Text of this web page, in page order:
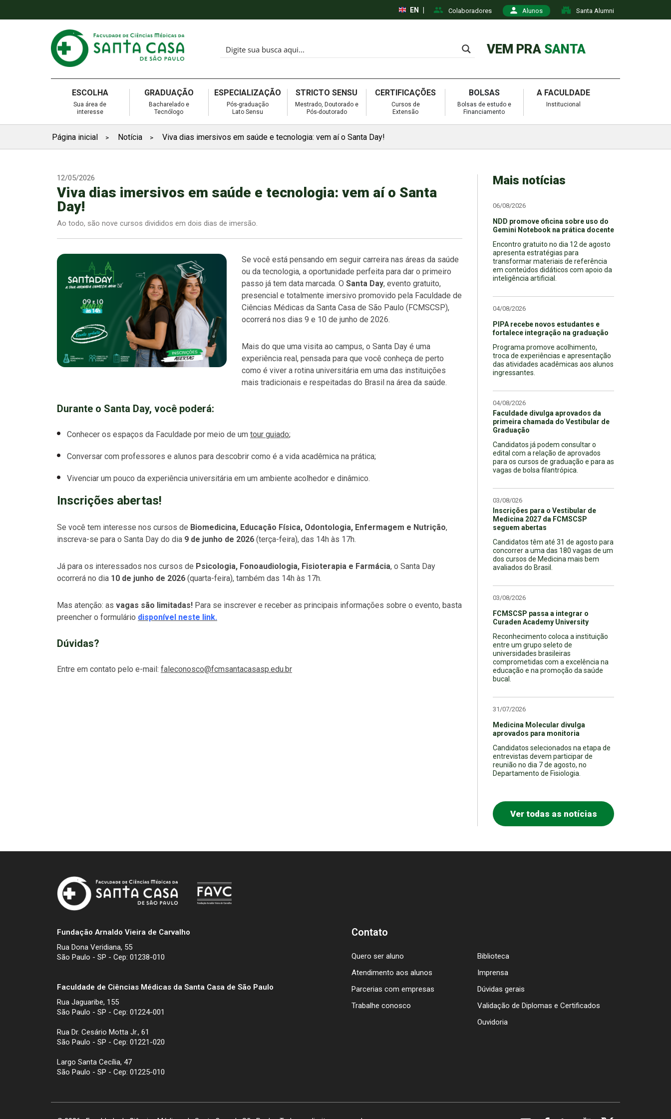
Colaboradores Alunos Santa Alumni
EN
VEM PRA SANTA
ESCOLHA
Sua área de
interesse
GRADUAÇÃO
Bacharelado e
Tecnólogo
ESPECIALIZAÇÃO
Pós-graduação
Lato Sensu
STRICTO SENSU
Mestrado, Doutorado e
Pós-doutorado
CERTIFICAÇÕES
Cursos de
Extensão
BOLSAS
Bolsas de estudo e
Financiamento
A FACULDADE
Institucional
Página inicial > Notícia > Viva dias imersivos em saúde e tecnologia: vem aí o Santa Day!
12/05/2026
Viva dias imersivos em saúde e tecnologia: vem aí o Santa
Day!
Ao todo, são nove cursos divididos em dois dias de imersão.
Se você está pensando em seguir carreira nas áreas da saúde
ou da tecnologia, a oportunidade perfeita para dar o primeiro
passo já tem data marcada. O Santa Day, evento gratuito,
presencial e totalmente imersivo promovido pela Faculdade de
Ciências Médicas da Santa Casa de São Paulo (FCMSCSP),
ocorrerá nos dias 9 e 10 de junho de 2026.
Mais do que uma visita ao campus, o Santa Day é uma
experiência real, pensada para que você conheça de perto
como é viver a rotina universitária em uma das instituições
mais tradicionais e respeitadas do Brasil na área da saúde.
Durante o Santa Day, você poderá:
Conhecer os espaços da Faculdade por meio de um tour guiado;
Conversar com professores e alunos para descobrir como é a vida acadêmica na prática;
Vivenciar um pouco da experiência universitária em um ambiente acolhedor e dinâmico.
Inscrições abertas!
Se você tem interesse nos cursos de Biomedicina, Educação Física, Odontologia, Enfermagem e Nutrição,
inscreva-se para o Santa Day do dia 9 de junho de 2026 (terça-feira), das 14h às 17h.
Já para os interessados nos cursos de Psicologia, Fonoaudiologia, Fisioterapia e Farmácia, o Santa Day
ocorrerá no dia 10 de junho de 2026 (quarta-feira), também das 14h às 17h.
Mas atenção: as vagas são limitadas! Para se inscrever e receber as principais informações sobre o evento, basta
preencher o formulário disponível neste link.
Dúvidas?
Entre em contato pelo e-mail: faleconosco@fcmsantacasasp.edu.br
Mais notícias
06/08/2026
NDD promove oficina sobre uso do
Gemini Notebook na prática docente
Encontro gratuito no dia 12 de agosto
apresenta estratégias para
transformar materiais de referência
em conteúdos didáticos com apoio da
inteligência artificial.
04/08/2026
PIPA recebe novos estudantes e
fortalece integração na graduação
Programa promove acolhimento,
troca de experiências e apresentação
das atividades acadêmicas aos alunos
ingressantes.
04/08/2026
Faculdade divulga aprovados da
primeira chamada do Vestibular de
Graduação
Candidatos já podem consultar o
edital com a relação de aprovados
para os cursos de graduação e para as
vagas de bolsa filantrópica.
03/08/026
Inscrições para o Vestibular de
Medicina 2027 da FCMSCSP
seguem abertas
Candidatos têm até 31 de agosto para
concorrer a uma das 180 vagas de um
dos cursos de Medicina mais bem
avaliados do Brasil.
03/08/2026
FCMSCSP passa a integrar o
Curaden Academy University
Reconhecimento coloca a instituição
entre um grupo seleto de
universidades brasileiras
comprometidas com a excelência na
educação e na promoção da saúde
bucal.
31/07/2026
Medicina Molecular divulga
aprovados para monitoria
Candidatos selecionados na etapa de
entrevistas devem participar de
reunião no dia 7 de agosto, no
Departamento de Fisiologia.
Ver todas as notícias
Fundação Arnaldo Vieira de Carvalho
Rua Dona Veridiana, 55
São Paulo - SP - Cep: 01238-010
Faculdade de Ciências Médicas da Santa Casa de São Paulo
Rua Jaguaribe, 155
São Paulo - SP - Cep: 01224-001
Rua Dr. Cesário Motta Jr., 61
São Paulo - SP - Cep: 01221-020
Largo Santa Cecília, 47
São Paulo - SP - Cep: 01225-010
Contato
Quero ser aluno
Atendimento aos alunos
Parcerias com empresas
Trabalhe conosco
Biblioteca
Imprensa
Dúvidas gerais
Validação de Diplomas e Certificados
Ouvidoria